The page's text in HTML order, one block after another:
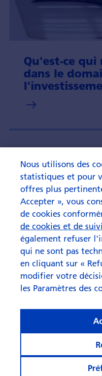
Etude sur les caisses de
Qu'est-ce qui
dans le
Nous utilisons des
statistiques et pour
offres plus
Accepter », vous
de cookies
de cookies et de suivi
également refuser
qui ne sont pas
en cliquant sur «
modifier votre
les Paramètres des